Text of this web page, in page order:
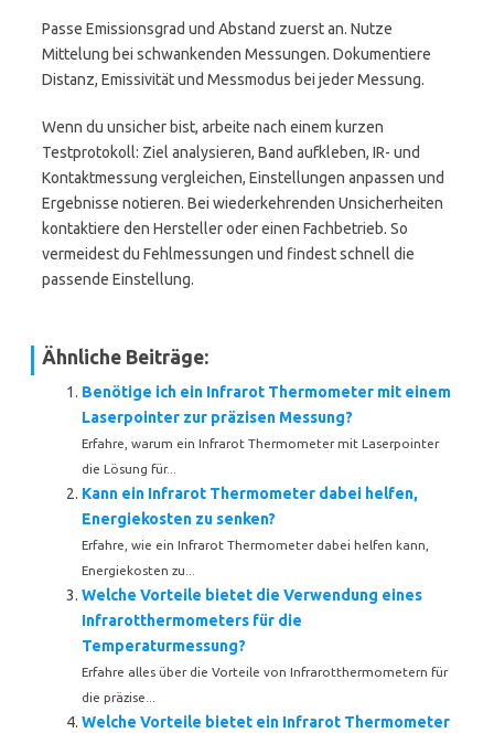
Passe Emissionsgrad und Abstand zuerst an. Nutze
Mittelung bei schwankenden Messungen. Dokumentiere
Distanz, Emissivität und Messmodus bei jeder Messung.
Wenn du unsicher bist, arbeite nach einem kurzen
Testprotokoll: Ziel analysieren, Band aufkleben, IR- und
Kontaktmessung vergleichen, Einstellungen anpassen und
Ergebnisse notieren. Bei wiederkehrenden Unsicherheiten
kontaktiere den Hersteller oder einen Fachbetrieb. So
vermeidest du Fehlmessungen und findest schnell die
passende Einstellung.
Ähnliche Beiträge:
Benötige ich ein Infrarot Thermometer mit einem
Laserpointer zur präzisen Messung?
Erfahre, warum ein Infrarot Thermometer mit Laserpointer
die Lösung für...
Kann ein Infrarot Thermometer dabei helfen,
Energiekosten zu senken?
Erfahre, wie ein Infrarot Thermometer dabei helfen kann,
Energiekosten zu...
Welche Vorteile bietet die Verwendung eines
Infrarotthermometers für die
Temperaturmessung?
Erfahre alles über die Vorteile von Infrarotthermometern für
die präzise...
Welche Vorteile bietet ein Infrarot Thermometer